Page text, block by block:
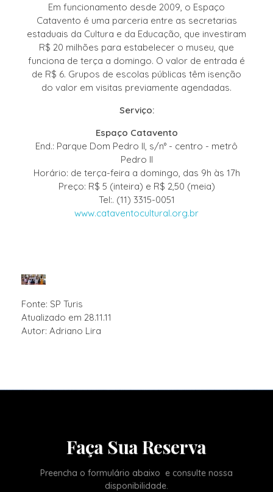
Em funcionamento desde 2009, o Espaço
Catavento é uma parceria entre as secretarias
estaduais da Cultura e da Educação, que investiram
R$ 20 milhões para estabelecer o museu, que
funciona de terça a domingo. O valor de entrada é
de R$ 6. Grupos de escolas públicas têm isenção
do valor em visitas previamente agendadas.
Serviço:
Espaço Catavento
End.: Parque Dom Pedro II, s/n° - centro - metrô
Pedro II
Horário: de terça-feira a domingo, das 9h às 17h
Preço: R$ 5 (inteira) e R$ 2,50 (meia)
Tel:. (11) 3315-0051
www.cataventocultural.org.br
Fonte: SP Turis
Atualizado em 28.11.11
Autor: Adriano Lira
Faça Sua Reserva
Preencha o formulário abaixo e consulte nossa
disponibilidade.